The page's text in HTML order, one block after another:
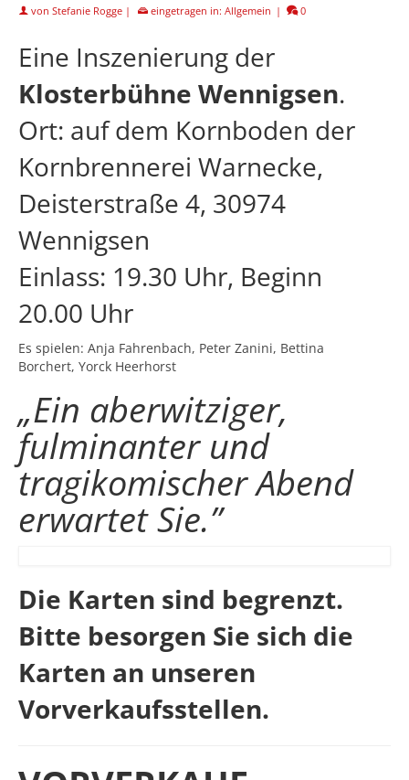
von Stefanie Rogge | eingetragen in: Allgemein | 0
Eine Inszenierung der
Klosterbühne Wennigsen.
Ort: auf dem Kornboden der
Kornbrennerei Warnecke,
Deisterstraße 4, 30974
Wennigsen
Einlass: 19.30 Uhr, Beginn
20.00 Uhr
Es spielen: Anja Fahrenbach, Peter Zanini, Bettina
Borchert, Yorck Heerhorst
„Ein aberwitziger,
fulminanter und
tragikomischer Abend
erwartet Sie.”
Die Karten sind begrenzt.
Bitte besorgen Sie sich die
Karten an unseren
Vorverkaufsstellen.